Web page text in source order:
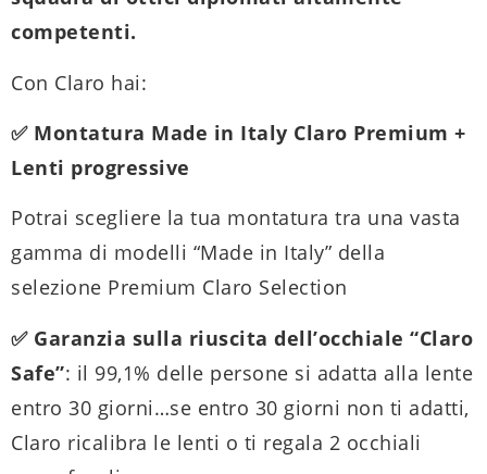
competenti.
Con Claro hai:
✅ Montatura Made in Italy Claro Premium +
Lenti progressive
Potrai scegliere la tua montatura tra una vasta
gamma di modelli “Made in Italy” della
selezione Premium Claro Selection
✅ Garanzia sulla riuscita dell’occhiale “Claro
Safe”: il 99,1% delle persone si adatta alla lente
entro 30 giorni…se entro 30 giorni non ti adatti,
Claro ricalibra le lenti o ti regala 2 occhiali